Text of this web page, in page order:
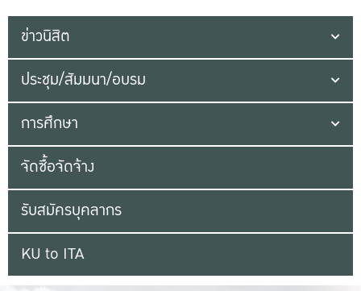
ข่าวนิสิต
ประชุม/สัมมนา/อบรม
การศึกษา
จัดซื้อจัดจ้าง
รับสมัครบุคลากร
KU to ITA